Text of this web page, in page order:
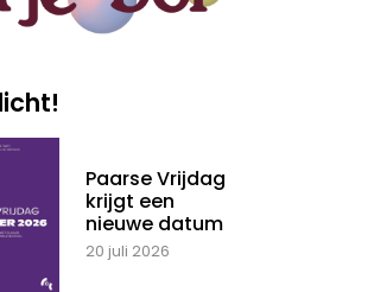
Paarse Vrijdag
krijgt een
nieuwe datum
20 juli 2026